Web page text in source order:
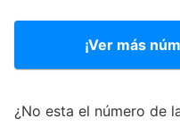
¡Ver más
¿No esta el número de